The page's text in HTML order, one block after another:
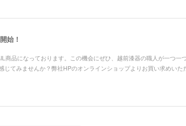
始！
商品になっております。この機会にぜひ、越前漆器の職人が一つ一
てみませんか？弊社HPのオンラインショップよりお買い求めいた